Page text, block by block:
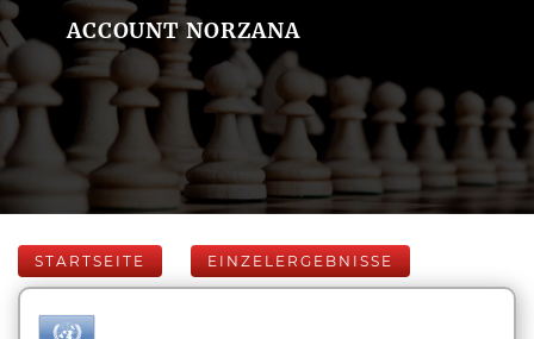
ACCOUNT NORZANA
STARTSEITE EINZELERGEBNISSE